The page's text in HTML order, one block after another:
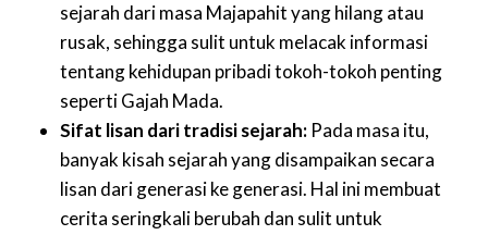
sejarah dari masa Majapahit yang hilang atau
rusak, sehingga sulit untuk melacak informasi
tentang kehidupan pribadi tokoh-tokoh penting
seperti Gajah Mada.
Sifat lisan dari tradisi sejarah: Pada masa itu,
banyak kisah sejarah yang disampaikan secara
lisan dari generasi ke generasi. Hal ini membuat
cerita seringkali berubah dan sulit untuk